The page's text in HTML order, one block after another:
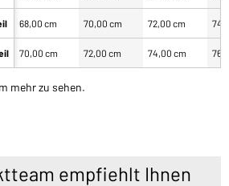
68,00 cm 70,00 cm 72,00 cm
70,00 cm 72,00 cm 74,00 cm
mehr zu sehen.
empfiehlt Ihnen